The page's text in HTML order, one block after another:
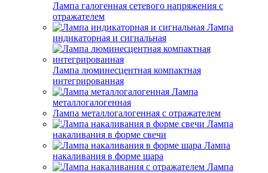
Лампа галогенная сетевого напряжения с
отражателем
Лампа
индикаторная и сигнальная
Лампа люминесцентная компактная
интегрированная
Лампа
металлогалогенная
Лампа металлогалогенная с отражателем
Лампа
накаливания в форме свечи
Лампа
накаливания в форме шара
Лампа